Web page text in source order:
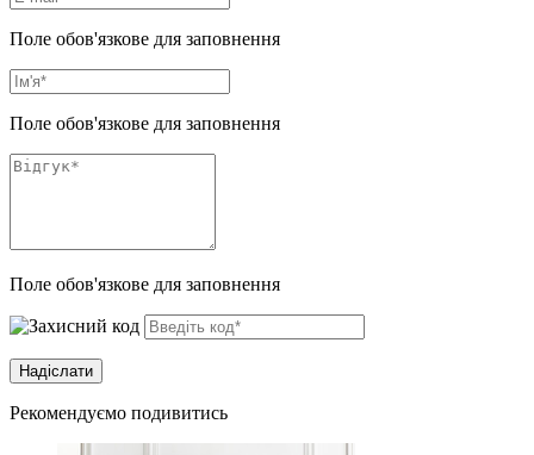
Поле обов'язкове для заповнення
Поле обов'язкове для заповнення
Поле обов'язкове для заповнення
Рекомендуємо подивитись